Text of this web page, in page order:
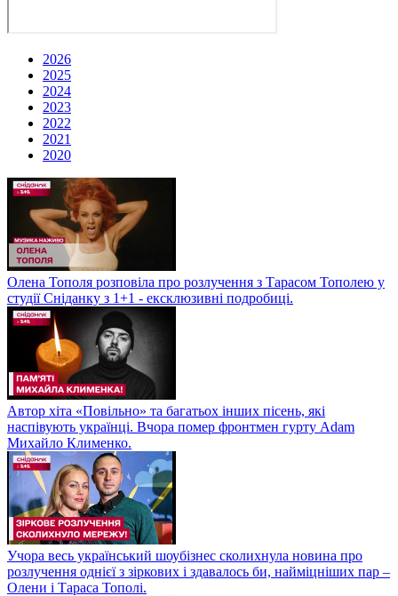
2026
2025
2024
2023
2022
2021
2020
Олена Тополя розповіла про розлучення з Тарасом Тополею у
студії Сніданку з 1+1 - ексклюзивні подробиці.
Автор хіта «Повільно» та багатьох інших пісень, які
наспівують українці. Вчора помер фронтмен гурту Adam
Михайло Клименко.
Учора весь український шоубізнес сколихнула новина про
розлучення однієї з зіркових і здавалось би, найміцніших пар –
Олени і Тараса Тополі.